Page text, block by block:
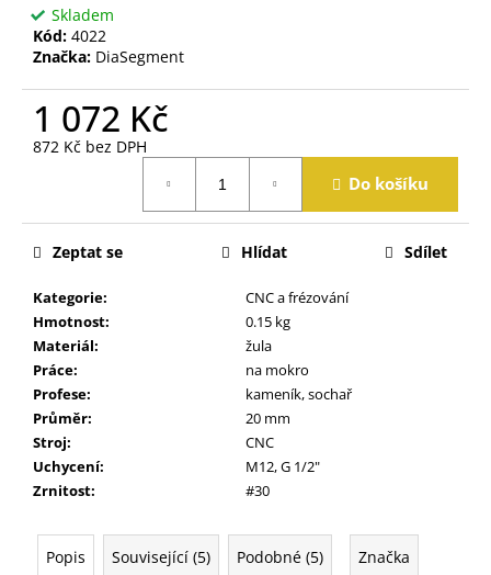
Skladem
Kód: 4022
Značka: DiaSegment
1 072 Kč
872 Kč bez DPH
Do košíku
Kategorie:
CNC a frézování
Hmotnost:
0.15 kg
Materiál:
žula
Práce:
na mokro
Profese:
kameník, sochař
Průměr:
20 mm
Stroj:
CNC
Uchycení:
M12, G 1/2"
Zrnitost: #30
Zeptat se Hlídat Sdílet
Popis Související (5) Podobné (5) Značka
u
u
m
e